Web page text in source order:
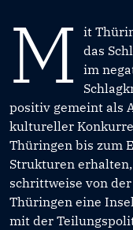
M it
das
im
positiv gemeint als
kultureller
Thüringen bis zum
Strukturen
schrittweise von
Thüringen eine
mit der